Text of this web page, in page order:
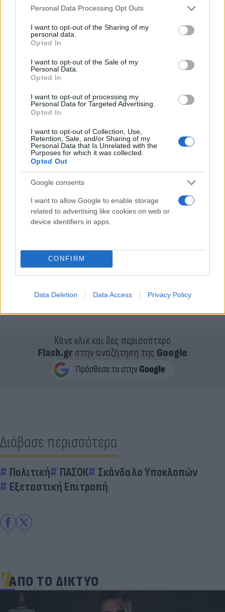
Please note that this website/app uses one or more Google
not limited to your visit or usage behaviour. You may click to
grant or deny consent to Google and its third-party tags to
use your data for below specified purposes in below Google
consent section.
Personal Data Processing Opt Outs
I want to opt-out of the Sharing of my
personal data.
Opted In
I want to opt-out of the Sale of my
Personal Data.
Opted In
I want to opt-out of processing my
Personal Data for Targeted Advertising.
Opted In
I want to opt-out of Collection, Use,
Retention, Sale, and/or Sharing of my
Personal Data that Is Unrelated with the
Purposes for which it was collected.
Opted Out
Google consents
I want to allow Google to enable storage
related to advertising like cookies on web or
device identifiers in apps.
CONFIRM
Data Deletion Data Access Privacy Policy
Σε περίπτωση έκτακτου κωλύματος ενός/μίας εκ
των δύο βουλευτών, αντικαταστάτης ορίζεται ο
Κάνε κλικ και δες περισσότερο
Flash.grστην αναζήτηση της Google
Διάβασε περισσότερα
Πολιτική ΠΑΣΟΚ
Σκάνδαλο Υποκλοπών
Εξεταστική Επιτροπή
ΑΠΟ ΤΟ ΔΙΚΤΥΟ